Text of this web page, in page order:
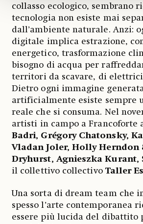
collasso ecologico, sembrano
tecnologia non esiste mai
dall’ambiente naturale. Anzi:
digitale implica estrazione,
energetico, trasformazione
bisogno di acqua per
territori da scavare, di
Dietro ogni immagine
artificialmente esiste sempre
reale che si consuma. Nel
artisti in campo a Francoforte
Badri, Grégory Chatonsky,
Vladan Joler, Holly Herndon
Dryhurst, Agnieszka Kurant,
il collettivo collectivo Taller
Una sorta di dream team che
spesso l’arte contemporanea
essere più lucida del dibattito